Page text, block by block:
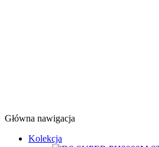
Główna nawigacja
Kolekcja